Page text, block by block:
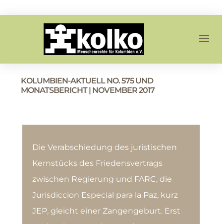
KOLUMBIEN-AKTUELL NO. 575 UND
MONATSBERICHT | NOVEMBER 2017
Die Verabschiedung des juristischen
Kernstücks des Friedensvertrags
zwischen Regierung und FARC, die
Jurisdiccion Especial para la Paz, kurz
JEP, gleicht einer Zangengeburt. Erst